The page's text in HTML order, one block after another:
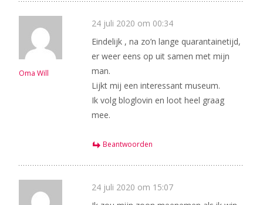
Oma Will
24 juli 2020 om 00:34
Eindelijk , na zo’n lange quarantainetijd,
er weer eens op uit samen met mijn
man.
Lijkt mij een interessant museum.
Ik volg bloglovin en loot heel graag
mee.
Beantwoorden
24 juli 2020 om 15:07